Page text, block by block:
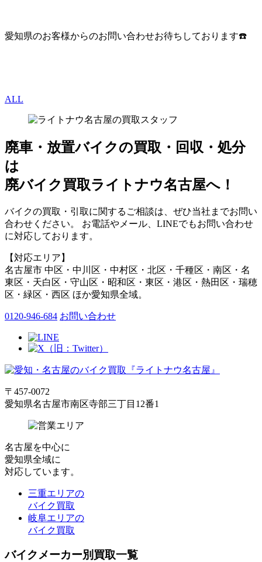
愛知県のお客様からのお問い合わせお待ちしております☎️
ALL
廃車・放置バイクの買取・回収・処分
は
廃バイク買取ライトナウ名古屋へ！
バイクの買取・引取に関するご相談は、ぜひ当社までお問い
合わせください。 お電話やメール、LINEでもお問い合わせ
に対応しております。
【対応エリア】
名古屋市 中区・中川区・中村区・北区・千種区・南区・名
東区・天白区・守山区・昭和区・東区・港区・熱田区・瑞穂
区・緑区・西区 ほか愛知県全域。
0120-946-684 お問い合わせ
〒457-0072
愛知県名古屋市南区寺部三丁目12番1
名古屋を中心に
愛知県全域に
対応しています。
三重エリアの
バイク買取
岐阜エリアの
バイク買取
バイクメーカー別買取一覧